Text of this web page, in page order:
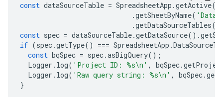
const dataSourceTable = SpreadsheetApp .getActive()
.getSheetByName( 'Data
.getDataSourceTables
const spec = dataSourceTable.getDataSource().
if (spec.getType() === SpreadsheetApp .
const bqSpec = spec.asBigQuery();
Logger . log( 'Project ID: %s\n' , bqSpec.
Logger . log( 'Raw query string: %s\n' , bqSpec.
}